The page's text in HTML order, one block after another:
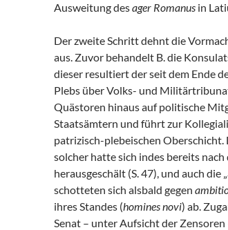
Ausweitung desager Romanus in
Der zweite Schritt dehnt die
aus. Zuvor behandelt B. die
dieser resultiert der seit dem Ende
Plebs über Volks- und
Quästoren hinaus auf politische
Staatsämtern und führt zur
patrizisch-plebeischen Oberschicht.
solcher hatte sich indes bereits nach
herausgeschält (S. 47), und auch die
schotteten sich alsbald gegen
ihres Standes (homines novi) ab.
Senat – unter Aufsicht der